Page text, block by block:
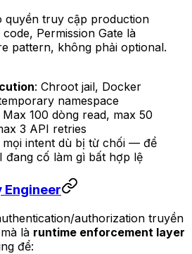
quyền truy cập production
Permission Gate là
pattern, không phải optional.
: Chroot jail, Docker
namespace
Max 100 dòng read, max 50
3 API retries
mọi intent dù bị từ chối — để
đang cố làm gì bất hợp lệ
Engineer
authorization truyền
là runtime enforcement layer
để: